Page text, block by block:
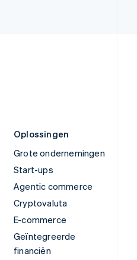
Oplossingen
Grote ondernemingen
Start-ups
Agentic commerce
Cryptovaluta
E-commerce
Geïntegreerde
financiën